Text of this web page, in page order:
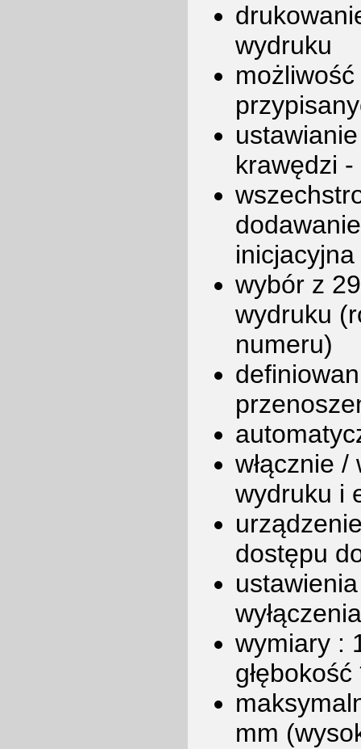
wydruku
krawędzi
inicjacyjna
wybór z
wydruku
numeru)
włącznie
wydruku i
dostępu
wymiary :
mm